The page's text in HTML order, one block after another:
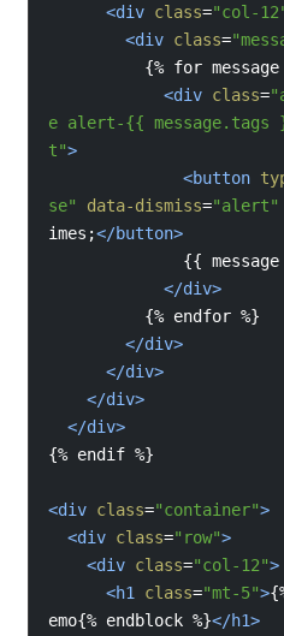
<div class="col-
<div class=
          {%
for message
<div class=
e alert-{{ message. tags
t">
<button
se"
data-dismiss="alert"
imes;</button>
              {{
message
</div>
          {%
endfor %}
</div>
</div>
</div>
</div>
{% endif %}
<div class="container">
<div class="row">
<div class="col-12">
<h1 class="mt-5">
emo{% endblock %}</h1>